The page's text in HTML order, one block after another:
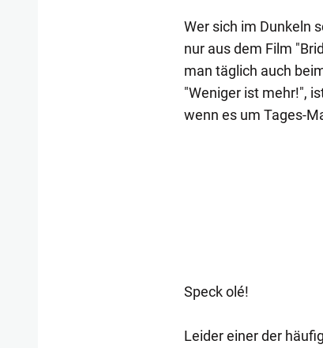
Wer sich im Dunkeln
nur aus dem Film
man täglich auch
"Weniger ist mehr!",
wenn es um Tages-
Speck olé!
Leider einer der